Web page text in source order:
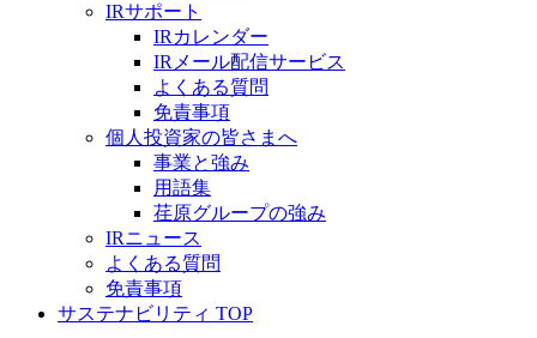
IRサポート
IRカレンダー
IRメール配信サービス
よくある質問
免責事項
個人投資家の皆さまへ
事業と強み
用語集
荏原グループの強み
IRニュース
よくある質問
免責事項
サステナビリティ TOP